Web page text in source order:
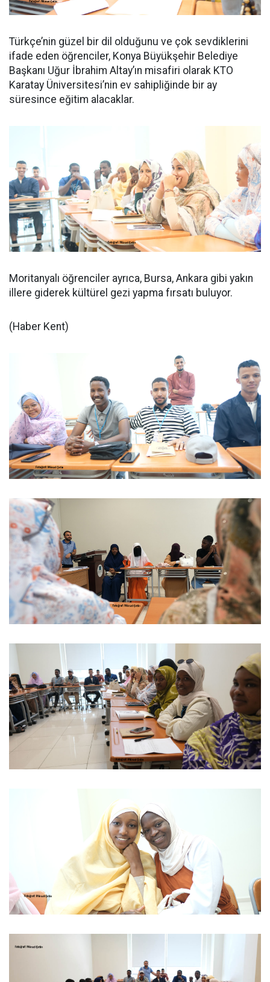
Türkçe’nin güzel bir dil olduğunu ve çok sevdiklerini
ifade eden öğrenciler, Konya Büyükşehir Belediye
Başkanı Uğur İbrahim Altay’ın misafiri olarak KTO
Karatay Üniversitesi’nin ev sahipliğinde bir ay
süresince eğitim alacaklar.
Moritanyalı öğrenciler ayrıca, Bursa, Ankara gibi yakın
illere giderek kültürel gezi yapma fırsatı buluyor.
(Haber Kent)